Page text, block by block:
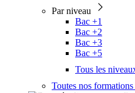
Par niveau
Bac +1
Bac +2
Bac +3
Bac +5
Tous les
Toutes nos formations